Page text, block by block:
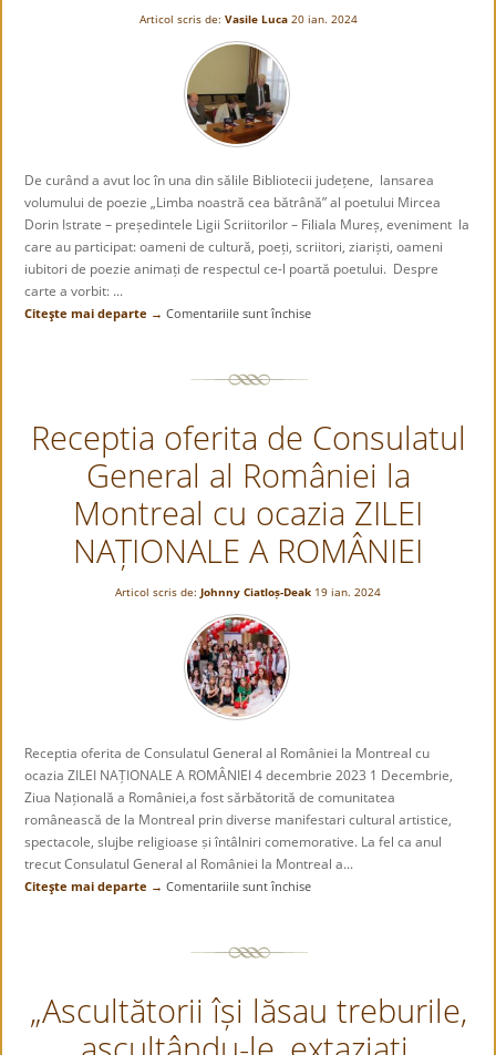
Articol scris de: Vasile Luca 20 ian. 2024
De curând a avut loc în una din sălile Bibliotecii județene, lansarea
volumului de poezie „Limba noastră cea bătrână” al poetului Mircea
Dorin Istrate – președintele Ligii Scriitorilor – Filiala Mureș, eveniment la
care au participat: oameni de cultură, poeți, scriitori, ziariști, oameni
iubitori de poezie animați de respectul ce-l poartă poetului. Despre
carte a vorbit: ...
Citeşte mai departe → Comentariile sunt închise
cartea
”Limba
noastră
cea
bătrână”
Receptia oferita de Consulatul
General al României la
Montreal cu ocazia ZILEI
NAȚIONALE A ROMÂNIEI
Articol scris de: Johnny Ciatloṣ-Deak 19 ian. 2024
Receptia oferita de Consulatul General al României la Montreal cu
ocazia ZILEI NAȚIONALE A ROMÂNIEI 4 decembrie 2023 1 Decembrie,
Ziua Națională a României,a fost sărbătorită de comunitatea
românească de la Montreal prin diverse manifestari cultural artistice,
spectacole, slujbe religioase ṣi întâlniri comemorative. La fel ca anul
trecut Consulatul General al României la Montreal a...
Citeşte mai departe → Comentariile sunt închise
al
României
„Ascultătorii își lăsau treburile,